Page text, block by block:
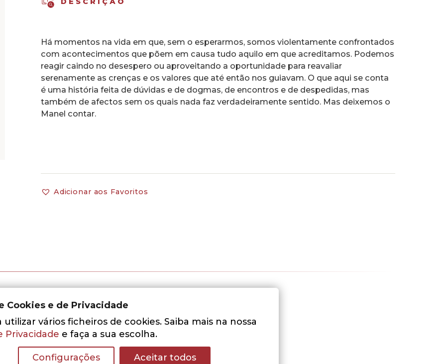
Há momentos na vida em que, sem o esperarmos, somos violentamente confrontados
com acontecimentos que põem em causa tudo aquilo em que acreditamos. Podemos
reagir caindo no desespero ou aproveitando a oportunidade para reavaliar
serenamente as crenças e os valores que até então nos guiavam. O que aqui se conta
é uma história feita de dúvidas e de dogmas, de encontros e de despedidas, mas
também de afectos sem os quais nada faz verdadeiramente sentido. Mas deixemos o
Manel contar.
Adicionar aos Favoritos
Cookies e de Privacidade
utilizar vários ficheiros de cookies. Saiba mais na nossa
Privacidade e faça a sua escolha.
Configurações Aceitar todos